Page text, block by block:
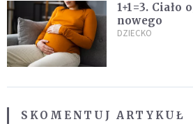
1+1=3. Ciało
nowego
DZIECKO
SKOMENTUJ ARTYKUŁ